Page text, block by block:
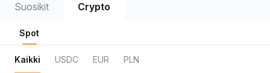
Suosikit Crypto
Spot
Kaikki USDC EUR PLN